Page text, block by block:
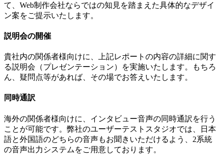
て、Web制作会社ならではの知見を踏まえた具体的なデザイ
ン案をご提示いたします。
説明会の開催
貴社内の関係者様向けに、上記レポートの内容の詳細に関す
る説明会（プレゼンテーション）を実施いたします。もちろ
ん、疑問点等があれば、その場でお答えいたします。
同時通訳
海外の関係者様向けに、インタビュー音声の同時通訳を行う
ことが可能です。弊社のユーザーテストスタジオでは、日本
語と外国語のどちらの音声もお聞きいただけるよう、2系統
の音声出力システムをご用意しております。